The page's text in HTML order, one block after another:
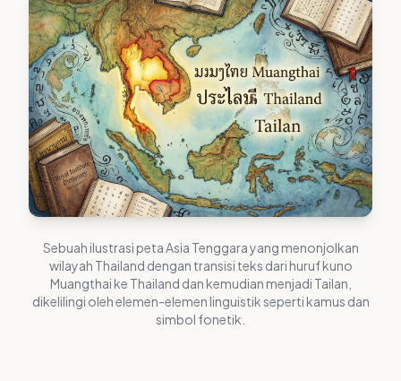
Sebuah ilustrasi peta Asia Tenggara yang menonjolkan
wilayah Thailand dengan transisi teks dari huruf kuno
Muangthai ke Thailand dan kemudian menjadi Tailan,
dikelilingi oleh elemen-elemen linguistik seperti kamus dan
simbol fonetik.